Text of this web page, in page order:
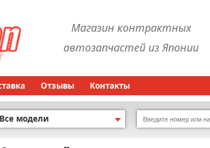
Магазин контрактных
автозапчастей из Японии
Отзывы Контакты
Все модели